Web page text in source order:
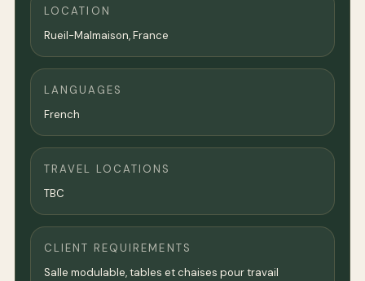
LOCATION
Rueil-Malmaison,France
LANGUAGES
French
TRAVEL LOCATIONS
TBC
CLIENT REQUIREMENTS
Salle modulable, tables et chaises pour travail